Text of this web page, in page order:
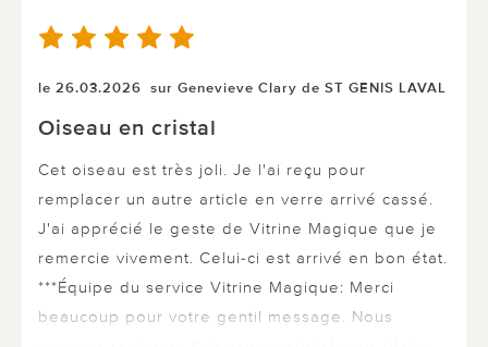
le 26.03.2026 sur Genevieve Clary de ST GENIS LAVAL
Oiseau en cristal
Cet oiseau est très joli. Je l'ai reçu pour
remplacer un autre article en verre arrivé cassé.
J'ai apprécié le geste de Vitrine Magique que je
remercie vivement. Celui-ci est arrivé en bon état.
***Équipe du service Vitrine Magique: Merci
beaucoup pour votre gentil message. Nous